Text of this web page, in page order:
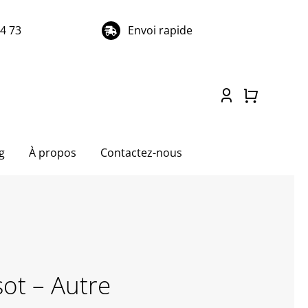
73 Envoi rapide
À propos Contactez-nous
– Autre